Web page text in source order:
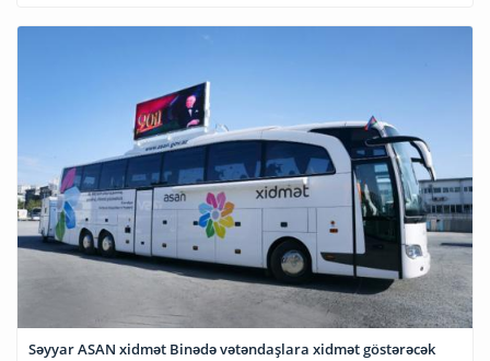
Səyyar ASAN xidmət Binədə vətəndaşlara xidmət göstərəcək